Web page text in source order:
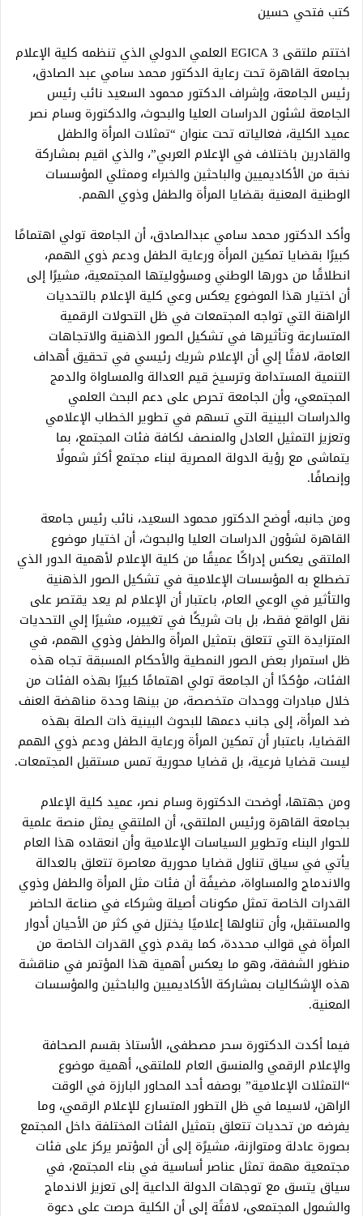
كتب فتحي حسين
اختتم ملتقى 3 EGICA العلمي الدولي الذي تنظمه كلية الإعلام
بجامعة القاهرة تحت رعاية الدكتور محمد سامي عبد الصادق،
رئيس الجامعة، وإشراف الدكتور محمود السعيد نائب رئيس
الجامعة لشئون الدراسات العليا والبحوث، والدكتورة وسام نصر
عميد الكلية، فعالياته تحت عنوان “تمثلات المرأة والطفل
والقادرين باختلاف في الإعلام العربي”، والذي اقيم بمشاركة
نخبة من الأكاديميين والباحثين والخبراء وممثلي المؤسسات
الوطنية المعنية بقضايا المرأة والطفل وذوي الهمم.
وأكد الدكتور محمد سامي عبدالصادق، أن الجامعة تولي اهتمامًا
كبيرًا بقضايا تمكين المرأة ورعاية الطفل ودعم ذوي الهمم،
انطلاقًا من دورها الوطني ومسؤوليتها المجتمعية، مشيرًا إلى
أن اختيار هذا الموضوع يعكس وعي كلية الإعلام بالتحديات
الراهنة التي تواجه المجتمعات في ظل التحولات الرقمية
المتسارعة وتأثيرها في تشكيل الصور الذهنية والاتجاهات
العامة، لافتًا إلي أن الإعلام شريك رئيسي في تحقيق أهداف
التنمية المستدامة وترسيخ قيم العدالة والمساواة والدمج
المجتمعي، وأن الجامعة تحرص على دعم البحث العلمي
والدراسات البينية التي تسهم في تطوير الخطاب الإعلامي
وتعزيز التمثيل العادل والمنصف لكافة فئات المجتمع، بما
يتماشى مع رؤية الدولة المصرية لبناء مجتمع أكثر شمولًا
وإنصافًا.
ومن جانبه، أوضح الدكتور محمود السعيد، نائب رئيس جامعة
القاهرة لشؤون الدراسات العليا والبحوث، أن اختيار موضوع
الملتقى يعكس إدراكًا عميقًا من كلية الإعلام لأهمية الدور الذي
تضطلع به المؤسسات الإعلامية في تشكيل الصور الذهنية
والتأثير في الوعي العام، باعتبار أن الإعلام لم يعد يقتصر على
نقل الواقع فقط، بل بات شريكًا في تغييره، مشيرًا إلي التحديات
المتزايدة التي تتعلق بتمثيل المرأة والطفل وذوي الهمم، في
ظل استمرار بعض الصور النمطية والأحكام المسبقة تجاه هذه
الفئات، مؤكدًا أن الجامعة تولي اهتمامًا كبيرًا بهذه الفئات من
خلال مبادرات ووحدات متخصصة، من بينها وحدة مناهضة العنف
ضد المرأة، إلى جانب دعمها للبحوث البينية ذات الصلة بهذه
القضايا، باعتبار أن تمكين المرأة ورعاية الطفل ودعم ذوي الهمم
ليست قضايا فرعية، بل قضايا محورية تمس مستقبل المجتمعات.
ومن جهتها، أوضحت الدكتورة وسام نصر، عميد كلية الإعلام
بجامعة القاهرة ورئيس الملتقى، أن الملتقي يمثل منصة علمية
للحوار البناء وتطوير السياسات الإعلامية وأن انعقاده هذا العام
يأتي في سياق تناول قضايا محورية معاصرة تتعلق بالعدالة
والاندماج والمساواة، مضيفًة أن فئات مثل المرأة والطفل وذوي
القدرات الخاصة تمثل مكونات أصيلة وشركاء في صناعة الحاضر
والمستقبل، وأن تناولها إعلاميًا يختزل في كثر من الأحيان أدوار
المرأة في قوالب محددة، كما يقدم ذوي القدرات الخاصة من
منظور الشفقة، وهو ما يعكس أهمية هذا المؤتمر في مناقشة
هذه الإشكاليات بمشاركة الأكاديميين والباحثين والمؤسسات
المعنية.
فيما أكدت الدكتورة سحر مصطفى، الأستاذ بقسم الصحافة
والإعلام الرقمي والمنسق العام للملتقى، أهمية موضوع
“التمثلات الإعلامية” بوصفه أحد المحاور البارزة في الوقت
الراهن، لاسيما في ظل التطور المتسارع للإعلام الرقمي، وما
يفرضه من تحديات تتعلق بتمثيل الفئات المختلفة داخل المجتمع
بصورة عادلة ومتوازنة، مشيرًة إلى أن المؤتمر يركز على فئات
مجتمعية مهمة تمثل عناصر أساسية في بناء المجتمع، في
سياق يتسق مع توجهات الدولة الداعية إلى تعزيز الاندماج
والشمول المجتمعي، لافتًة إلي أن الكلية حرصت علي دعوة